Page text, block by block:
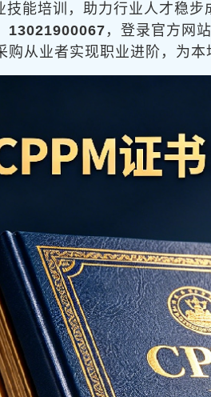
技能培训，助力行业人才稳
13021900067 ，登录官方网站
购从业者实现职业进阶，为本